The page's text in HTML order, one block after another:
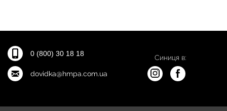
0 (800) 30 18 18
dovidka@hmpa.com.ua
Синиця в: